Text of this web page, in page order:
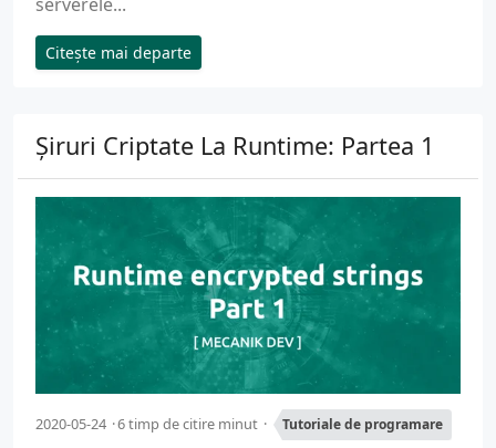
Citește mai departe
Șiruri Criptate La Runtime: Partea 1
2020-05-24 6 timp de citire minut Tutoriale de programare